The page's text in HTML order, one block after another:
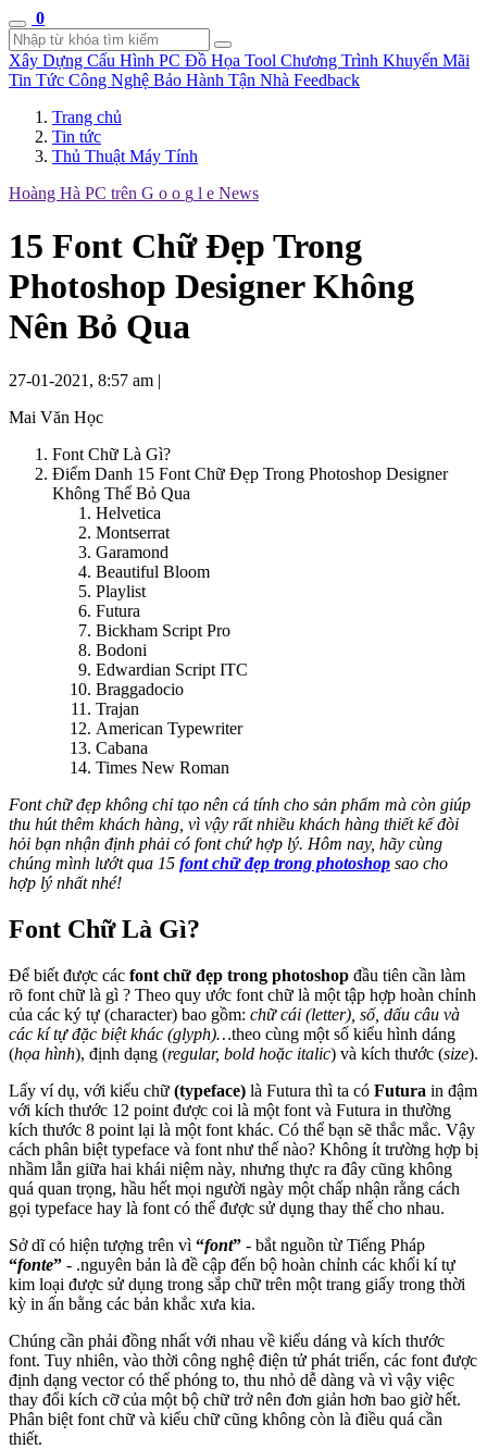
0
Xây Dựng Cấu Hình PC Đồ Họa Tool Chương Trình Khuyến Mãi
Tin Tức Công Nghệ Bảo Hành Tận Nhà Feedback
Trang chủ
Tin tức
Thủ Thuật Máy Tính
Hoàng Hà PC trên G o o g l e News
15 Font Chữ Đẹp Trong
Photoshop Designer Không
Nên Bỏ Qua
27-01-2021, 8:57 am |
Mai Văn Học
Font Chữ Là Gì?
Điểm Danh 15 Font Chữ Đẹp Trong Photoshop Designer
Không Thể Bỏ Qua
Helvetica
Montserrat
Garamond
Beautiful Bloom
Playlist
Futura
Bickham Script Pro
Bodoni
Edwardian Script ITC
Braggadocio
Trajan
American Typewriter
Cabana
Times New Roman
Font chữ đẹp không chỉ tạo nên cá tính cho sản phẩm mà còn giúp
thu hút thêm khách hàng, vì vậy rất nhiều khách hàng thiết kế đòi
hỏi bạn nhận định phải có font chứ hợp lý. Hôm nay, hãy cùng
chúng mình lướt qua 15 font chữ đẹp trong photoshop sao cho
hợp lý nhất nhé!
Font Chữ Là Gì?
Để biết được các font chữ đẹp trong photoshop đầu tiên cần làm
rõ font chữ là gì ? Theo quy ước font chữ là một tập hợp hoàn chỉnh
của các ký tự (character) bao gồm: chữ cái (letter), số, dấu câu và
các kí tự đặc biệt khác (glyph)…theo cùng một số kiểu hình dáng
(họa hình), định dạng (regular, bold hoặc italic) và kích thước (size).
Lấy ví dụ, với kiểu chữ (typeface) là Futura thì ta có Futura in đậm
với kích thước 12 point được coi là một font và Futura in thường
kích thước 8 point lại là một font khác. Có thể bạn sẽ thắc mắc. Vậy
cách phân biệt typeface và font như thế nào? Không ít trường hợp bị
nhầm lẫn giữa hai khái niệm này, nhưng thực ra đây cũng không
quá quan trọng, hầu hết mọi người ngày một chấp nhận rằng cách
gọi typeface hay là font có thể được sử dụng thay thế cho nhau.
Sở dĩ có hiện tượng trên vì “font” - bắt nguồn từ Tiếng Pháp
“fonte” - .nguyên bản là đề cập đến bộ hoàn chỉnh các khối kí tự
kim loại được sử dụng trong sắp chữ trên một trang giấy trong thời
kỳ in ấn bằng các bản khắc xưa kia.
Chúng cần phải đồng nhất với nhau về kiểu dáng và kích thước
font. Tuy nhiên, vào thời công nghệ điện tử phát triển, các font được
định dạng vector có thể phóng to, thu nhỏ dễ dàng và vì vậy việc
thay đổi kích cỡ của một bộ chữ trở nên đơn giản hơn bao giờ hết.
Phân biệt font chữ và kiểu chữ cũng không còn là điều quá cần
thiết.